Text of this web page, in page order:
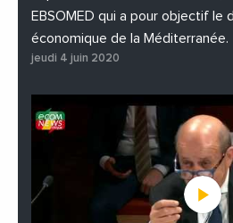
EBSOMED qui a pour objectif le
économique de la Méditerranée.
jeudi 4 juin 2020